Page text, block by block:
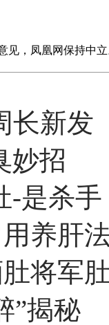
见，凤凰网保持中
长新发
妙招
-是杀手
养肝
将军
”揭秘